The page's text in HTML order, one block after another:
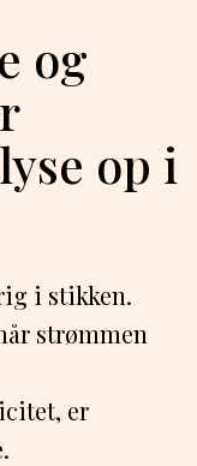
og
op i
i stikken.
strømmen
er